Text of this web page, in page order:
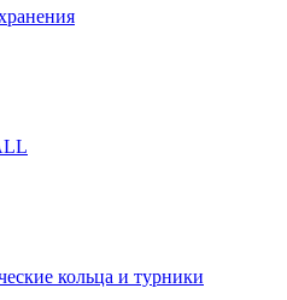
кольца и турники